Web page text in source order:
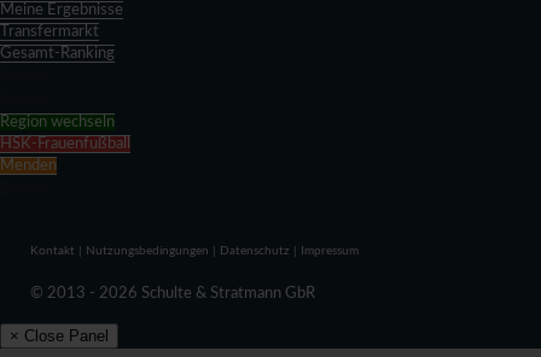
Meine Ergebnisse
Transfermarkt
Gesamt-Ranking
Region wechseln
HSK-Frauenfußball
Menden
Kontakt Nutzungsbedingungen Datenschutz Impressum
© 2013 - 2026 Schulte & Stratmann GbR
× Close Panel